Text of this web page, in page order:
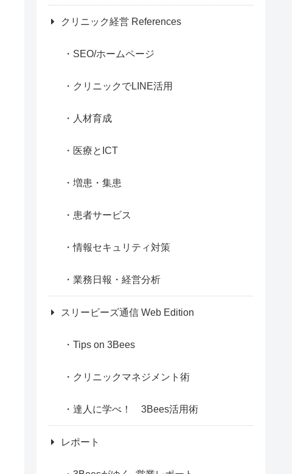
クリニック経営 References
SEO/ホームページ
クリニックでLINE活用
人材育成
医療とICT
増患・集患
患者サービス
情報セキュリティ対策
業務日報・経営分析
スリービーズ通信 Web Edition
Tips on 3Bees
クリニックマネジメント術
達人に学べ！ 3Bees活用術
レポート